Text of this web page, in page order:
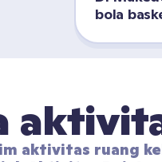
bola
aktivitas ruang